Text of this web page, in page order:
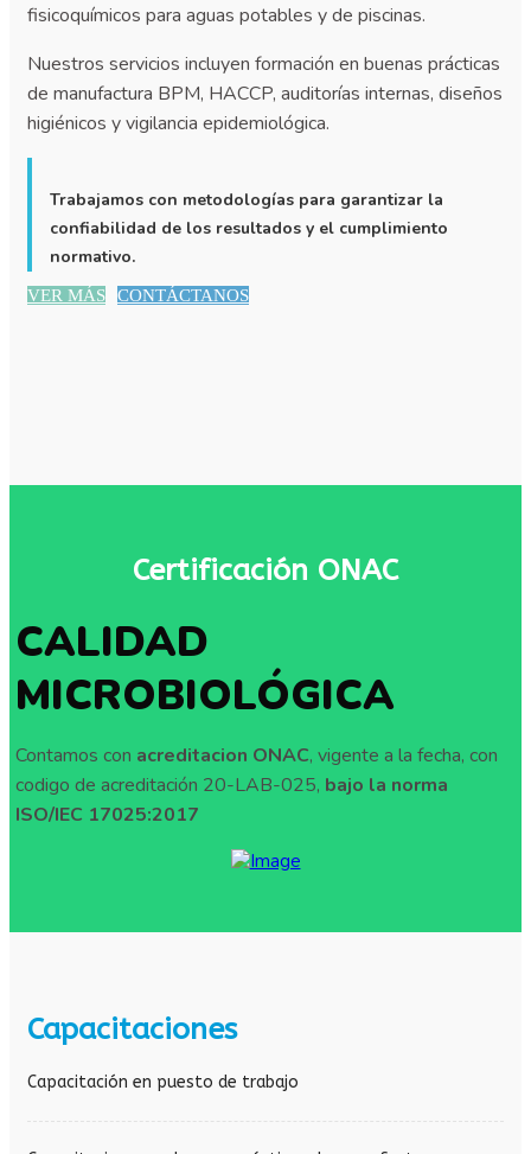
fisicoquímicos para aguas potables y de piscinas.
Nuestros servicios incluyen formación en buenas prácticas
de manufactura BPM, HACCP, auditorías internas, diseños
higiénicos y vigilancia epidemiológica.
Trabajamos con metodologías para garantizar la
confiabilidad de los resultados y el cumplimiento
normativo.
VER MÁS CONTÁCTANOS
Certificación ONAC
CALIDAD
MICROBIOLÓGICA
Contamos con acreditacion ONAC, vigente a la fecha, con
codigo de acreditación 20-LAB-025, bajo la norma
ISO/IEC 17025:2017
Capacitaciones
Capacitación en puesto de trabajo